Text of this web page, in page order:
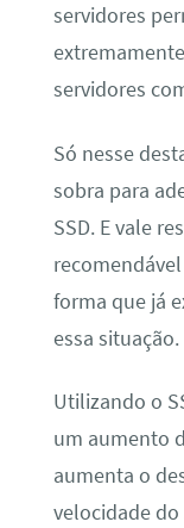
servidores
servidores
Só nesse
sobra para
SSD. E vale
forma que já
essa situação.
Utilizando o
um aumento
aumenta o
velocidade